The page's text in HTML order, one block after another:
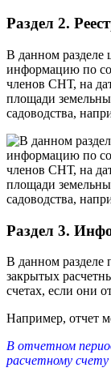
Раздел 2.
В данном разделе
информацию по
членов СНТ, на
площади
садоводства,
Раздел 3.
В данном разделе
закрытых
счетах, если они
Например, отчет
В отчетном
расчетному